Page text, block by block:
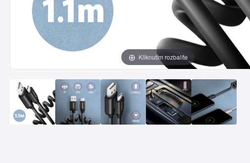
Kliknutím rozbalíte